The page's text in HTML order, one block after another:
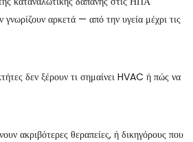
αρκετά — από την υγεία μέχρι τις
δεν ξέρουν τι σημαίνει HVAC ή πώς να
ακριβότερες θεραπείες, ή δικηγόρους που